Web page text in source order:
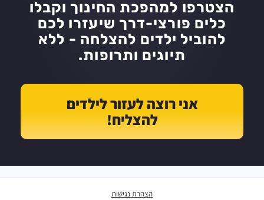
הצטרפו למהפכת החינוך וקבלו
כלים פורצי-דרך שיעזרו לכם
להוביל ילדים להצלחה - ללא
תיוגים ותרופות.
אני רוצה לעזור לילדים
להצליח!
הצהרת נגישות